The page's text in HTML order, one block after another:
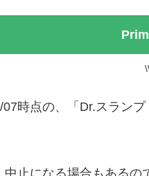
07時点の、「Dr.スラン